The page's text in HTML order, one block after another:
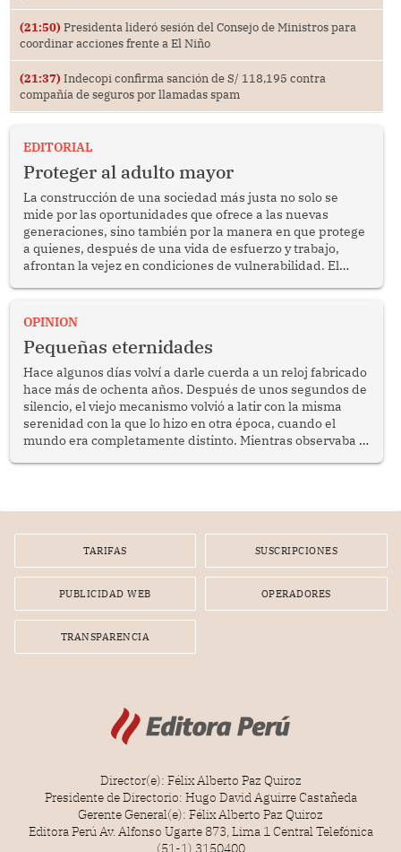
(21:50) Presidenta lideró sesión del Consejo de Ministros para
coordinar acciones frente a El Niño
(21:37) Indecopi confirma sanción de S/ 118,195 contra
compañía de seguros por llamadas spam
EDITORIAL
Proteger al adulto mayor
La construcción de una sociedad más justa no solo se
mide por las oportunidades que ofrece a las nuevas
generaciones, sino también por la manera en que protege
a quienes, después de una vida de esfuerzo y trabajo,
afrontan la vejez en condiciones de vulnerabilidad. El
bimestrales el subsidio que reciben los beneficiarios del
reflexionar sobre la importancia de fortalecer las políticas
públicas dirigidas a los adultos mayores en pobreza.
OPINION
Pequeñas eternidades
Hace algunos días volví a darle cuerda a un reloj fabricado
hace más de ochenta años. Después de unos segundos de
silencio, el viejo mecanismo volvió a latir con la misma
serenidad con la que lo hizo en otra época, cuando el
mundo era completamente distinto. Mientras observaba el
TARIFAS SUSCRIPCIONES
PUBLICIDAD WEB OPERADORES
TRANSPARENCIA
Director(e): Félix Alberto Paz Quiroz
Presidente de Directorio: Hugo David Aguirre Castañeda
Gerente General(e): Félix Alberto Paz Quiroz
Editora Perú Av. Alfonso Ugarte 873, Lima 1 Central Telefónica
(51-1) 3150400